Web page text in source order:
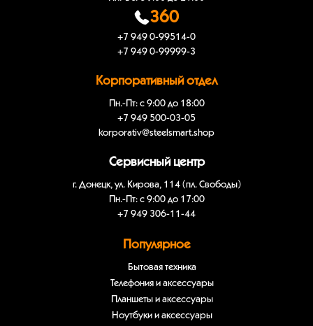
360
+7 949 0-99514-0
+7 949 0-99999-3
Корпоративный отдел
Пн.-Пт: с 9:00 до 18:00
+7 949 500-03-05
korporativ@steelsmart.shop
Сервисный центр
г. Донецк, ул. Кирова, 114 (пл. Свободы)
Пн.-Пт: с 9:00 до 17:00
+7 949 306-11-44
Популярное
Бытовая техника
Телефония и аксессуары
Планшеты и аксессуары
Ноутбуки и аксессуары